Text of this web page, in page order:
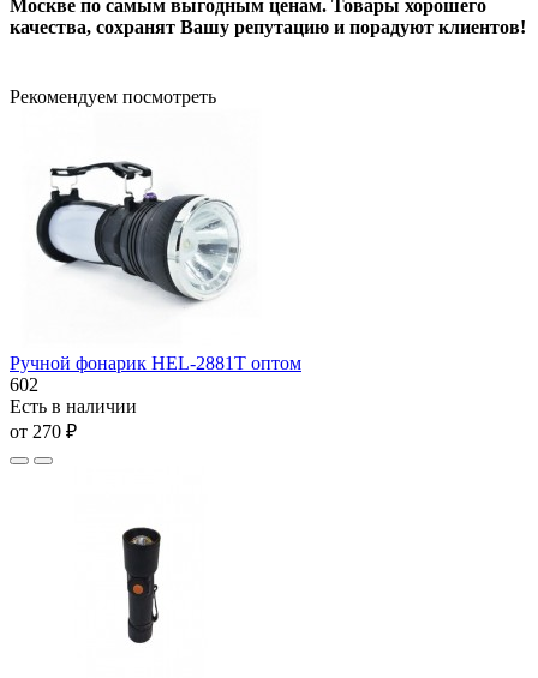
Москве по самым выгодным ценам. Товары хорошего
качества, сохранят Вашу репутацию и порадуют клиентов!
Рекомендуем посмотреть
Ручной фонарик HEL-2881T оптом
602
Есть в наличии
от 270 ₽